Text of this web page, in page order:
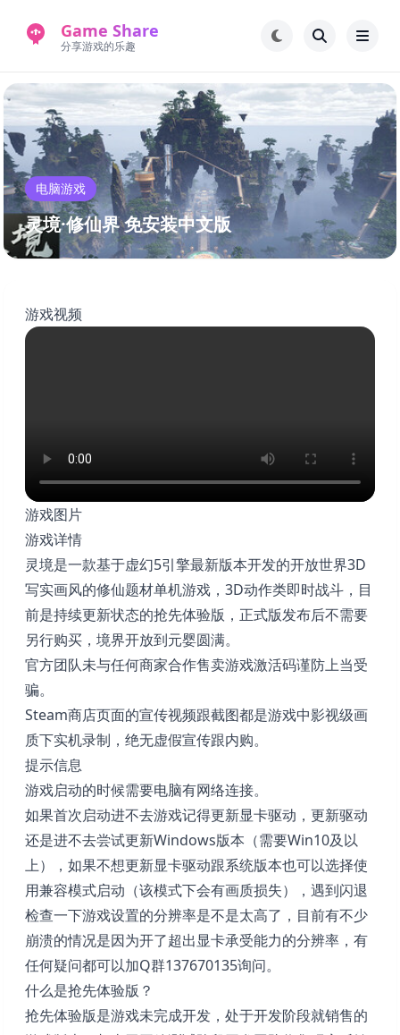
Game Share
分享游戏的乐趣
首页 电脑游戏
手机游戏 常见问题解答
新版游戏站 永久地址
电脑游戏
灵境·修仙界 免安装中文版
游戏视频
游戏图片
游戏详情
灵境是一款基于虚幻5引擎最新版本开发的开放世界3D
写实画风的修仙题材单机游戏，3D动作类即时战斗，目
前是持续更新状态的抢先体验版，正式版发布后不需要
另行购买，境界开放到元婴圆满。
官方团队未与任何商家合作售卖游戏激活码谨防上当受
骗。
Steam商店页面的宣传视频跟截图都是游戏中影视级画
质下实机录制，绝无虚假宣传跟内购。
提示信息
游戏启动的时候需要电脑有网络连接。
如果首次启动进不去游戏记得更新显卡驱动，更新驱动
还是进不去尝试更新Windows版本（需要Win10及以
上），如果不想更新显卡驱动跟系统版本也可以选择使
用兼容模式启动（该模式下会有画质损失），遇到闪退
检查一下游戏设置的分辨率是不是太高了，目前有不少
崩溃的情况是因为开了超出显卡承受能力的分辨率，有
任何疑问都可以加Q群137670135询问。
什么是抢先体验版？
抢先体验版是游戏未完成开发，处于开发阶段就销售的